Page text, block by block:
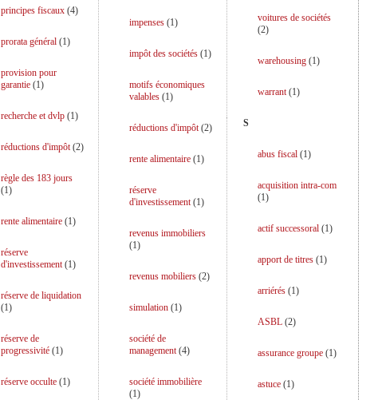
principes fiscaux(4)
prorata général(1)
provision pour
garantie(1)
recherche et dvlp(1)
réductions d'impôt(2)
règle des 183 jours
(1)
rente alimentaire(1)
réserve
d'investissement(1)
réserve de liquidation
(1)
réserve de
progressivité(1)
réserve occulte(1)
impenses(1)
impôt des sociétés(1)
motifs économiques
valables(1)
réductions d'impôt(2)
rente alimentaire(1)
réserve
d'investissement(1)
revenus immobiliers
(1)
revenus mobiliers(2)
simulation(1)
société de
management(4)
société immobilière
(1)
voitures de sociétés
(2)
warehousing(1)
warrant(1)
S
abus fiscal(1)
acquisition intra-com
(1)
actif successoral(1)
apport de titres(1)
arriérés(1)
ASBL(2)
assurance groupe(1)
astuce(1)